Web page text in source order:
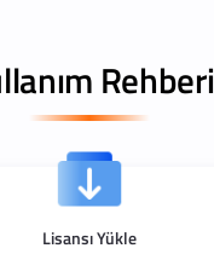
Rehberi
Lisansı Yükle